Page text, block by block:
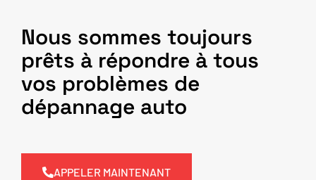
Nous sommes toujours
prêts à répondre à tous
vos problèmes de
dépannage auto
APPELER MAINTENANT